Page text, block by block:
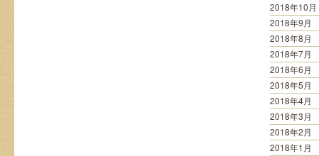
2018年10月
2018年9月
2018年8月
2018年7月
2018年6月
2018年5月
2018年4月
2018年3月
2018年2月
2018年1月